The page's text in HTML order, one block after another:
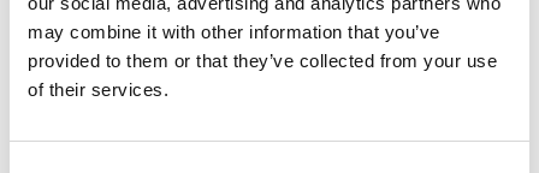
may combine it with other information that you’ve
provided to them or that they’ve collected from your use
of their services.
periodicamente si fece viva qualche società degli
testo originale o il nome dell’autore di quei versi, e
io dovevo rivelare che si trattava di un falso nel
Venezia, 1995, pp. 26-27)